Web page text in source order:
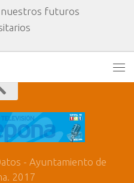
nuestros futuros
- Ayuntamiento de
2017